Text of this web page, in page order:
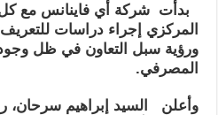
بدأت شركة أي فاينانس مع كل
المركزي إجراء دراسات للتعريف
ورؤية سبل التعاون في ظل وجود
المصرفي.
وأعلن السيد إبراهيم